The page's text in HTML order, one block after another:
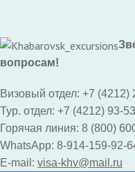
вопросам!
Визовый отдел: +7 (4212)
Тур. отдел: +7 (4212) 93-
Горячая линия: 8 (800)
WhatsApp: 8-914-159-92-
E-mail: visa-khv@mail.ru